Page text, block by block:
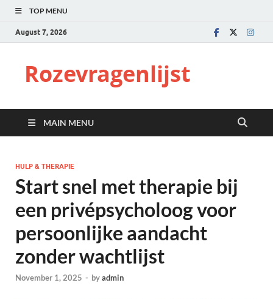
TOP MENU
August 7, 2026
Rozevragenlijst
MAIN MENU
HULP & THERAPIE
Start snel met therapie bij
een privépsycholoog voor
persoonlijke aandacht
zonder wachtlijst
November 1, 2025 - byadmin